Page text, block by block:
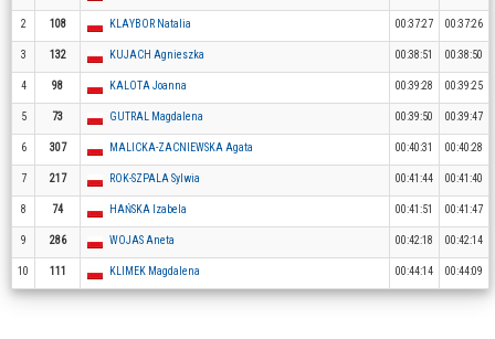
2 108 KLAYBOR Natalia 00:37:27 00:37:26
3 132 KUJACH Agnieszka 00:38:51 00:38:50
4 98 KALOTA Joanna 00:39:28 00:39:25
5 73 GUTRAL Magdalena 00:39:50 00:39:47
6 307 MALICKA-ZACNIEWSKA Agata 00:40:31 00:40:28
7 217 ROK-SZPALA Sylwia 00:41:44 00:41:40
8 74 HAŃSKA Izabela 00:41:51 00:41:47
9 286 WOJAS Aneta 00:42:18 00:42:14
10 111 KLIMEK Magdalena 00:44:14 00:44:09